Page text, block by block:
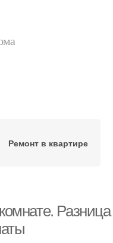
Ремонт в квартире